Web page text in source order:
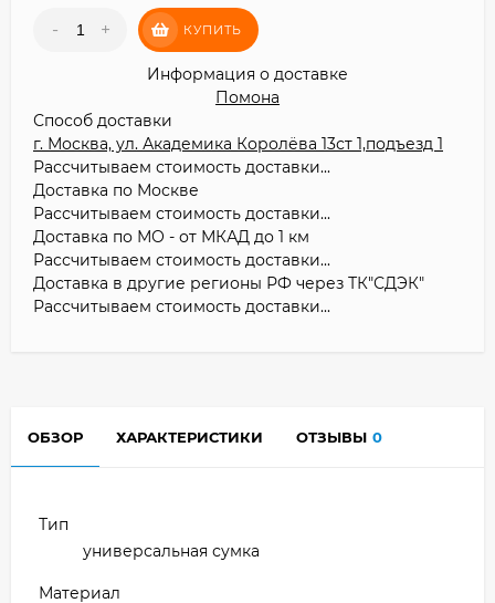
- + КУПИТЬ
Информация о доставке
Помона
Способ доставки
г. Москва, ул. Академика Королёва 13ст 1,подъезд 1
Рассчитываем стоимость доставки...
Доставка по Москве
Рассчитываем стоимость доставки...
Доставка по МО - от МКАД до 1 км
Рассчитываем стоимость доставки...
Доставка в другие регионы РФ через ТК"СДЭК"
Рассчитываем стоимость доставки...
ОБЗОР ХАРАКТЕРИСТИКИ ОТЗЫВЫ 0
Тип
универсальная сумка
Материал